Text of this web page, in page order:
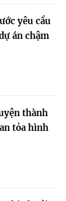
yêu cầu
án chậm
thành
tỏa hình